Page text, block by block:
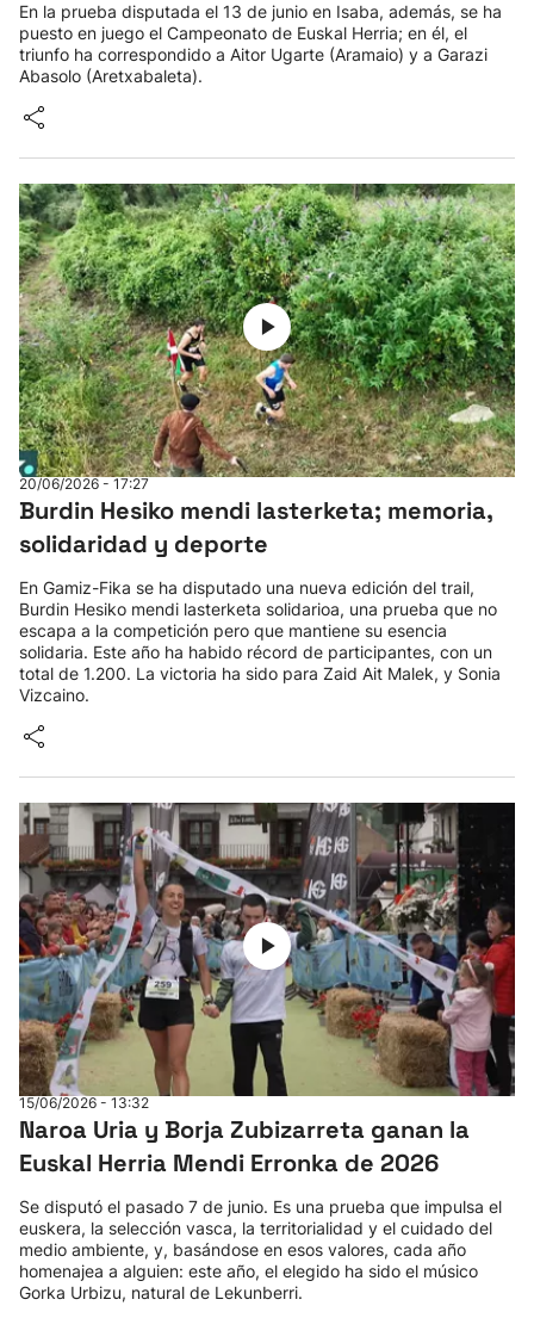
En la prueba disputada el 13 de junio en Isaba, además, se ha
puesto en juego el Campeonato de Euskal Herria; en él, el
triunfo ha correspondido a Aitor Ugarte (Aramaio) y a Garazi
Abasolo (Aretxabaleta).
20/06/2026 - 17:27
Burdin Hesiko mendi lasterketa; memoria,
solidaridad y deporte
En Gamiz-Fika se ha disputado una nueva edición del trail,
Burdin Hesiko mendi lasterketa solidarioa, una prueba que no
escapa a la competición pero que mantiene su esencia
solidaria. Este año ha habido récord de participantes, con un
total de 1.200. La victoria ha sido para Zaid Ait Malek, y Sonia
Vizcaino.
15/06/2026 - 13:32
Naroa Uria y Borja Zubizarreta ganan la
Euskal Herria Mendi Erronka de 2026
Se disputó el pasado 7 de junio. Es una prueba que impulsa el
euskera, la selección vasca, la territorialidad y el cuidado del
medio ambiente, y, basándose en esos valores, cada año
homenajea a alguien: este año, el elegido ha sido el músico
Gorka Urbizu, natural de Lekunberri.